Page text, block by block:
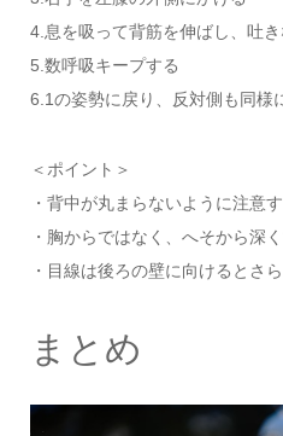
4.息を吸って背筋を伸ばし、吐
5.数呼吸キープする
6.1の姿勢に戻り、反対側も同様
＜ポイント＞
・背中が丸まらないように注意
・胸からではなく、へそから深
・目線は後ろの壁に向けるとさ
まとめ